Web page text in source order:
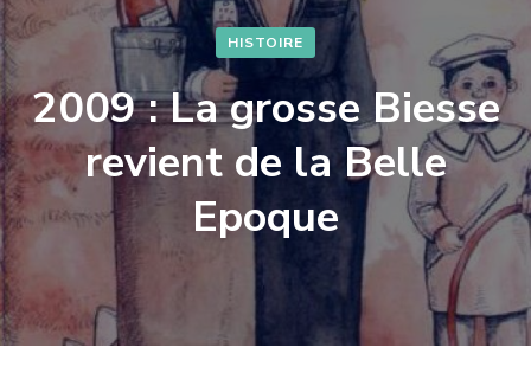
HISTOIRE
2009 : La grosse Biesse
revient de la Belle
Epoque